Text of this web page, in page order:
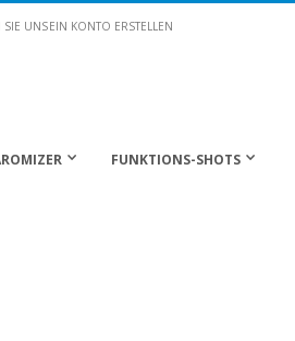
SIE UNSEIN KONTO ERSTELLEN
FUNKTIONS-SHOTS